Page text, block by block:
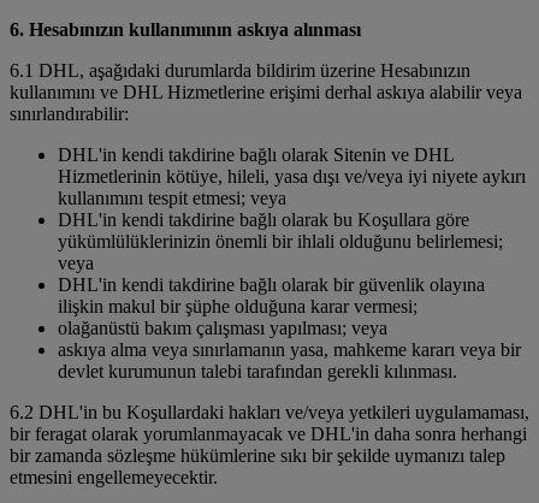
6. Hesabınızın kullanımının askıya alınması
6.1 DHL, aşağıdaki durumlarda bildirim üzerine Hesabınızın
kullanımını ve DHL Hizmetlerine erişimi derhal askıya alabilir veya
sınırlandırabilir:
DHL'in kendi takdirine bağlı olarak Sitenin ve DHL
Hizmetlerinin kötüye, hileli, yasa dışı ve/veya iyi niyete aykırı
kullanımını tespit etmesi; veya
DHL'in kendi takdirine bağlı olarak bu Koşullara göre
yükümlülüklerinizin önemli bir ihlali olduğunu belirlemesi;
veya
DHL'in kendi takdirine bağlı olarak bir güvenlik olayına
ilişkin makul bir şüphe olduğuna karar vermesi;
olağanüstü bakım çalışması yapılması; veya
askıya alma veya sınırlamanın yasa, mahkeme kararı veya bir
devlet kurumunun talebi tarafından gerekli kılınması.
6.2 DHL'in bu Koşullardaki hakları ve/veya yetkileri uygulamaması,
bir feragat olarak yorumlanmayacak ve DHL'in daha sonra herhangi
bir zamanda sözleşme hükümlerine sıkı bir şekilde uymanızı talep
etmesini engellemeyecektir.